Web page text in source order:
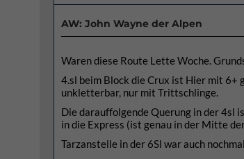
AW: John Wayne der Alpen
Waren diese Route Lette Woche.
4.sl beim Block die Crux ist Hier mit 6+
unkletterbar, nur mit Trittschlinge.
Die darauffolgende Querung in der 4sl
in die Express (ist genau in der Mitte
Tarzanstelle in der 6Sl war auch